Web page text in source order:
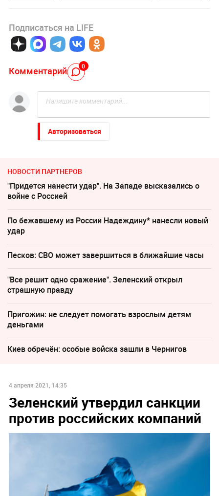
Подписаться на LIFE
Комментарий 0
Авторизоваться
НОВОСТИ ПАРТНЕРОВ
"Придется нанести удар". На Западе высказались о
войне с Россией
По бежавшему из России Надеждину* нанесли новый
удар
Песков: СВО может завершиться в ближайшие часы
"Все решит одно сражение". Зеленский открыл
страшную правду
Пригожин: не следует помогать взрослым детям
деньгами
Киев обречён: особые войска зашли в Чернигов
4 апреля 2021, 14:35
Зеленский утвердил санкции
против российских компаний